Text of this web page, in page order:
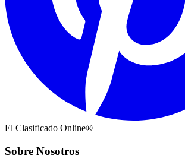
El Clasificado Online®
Sobre Nosotros